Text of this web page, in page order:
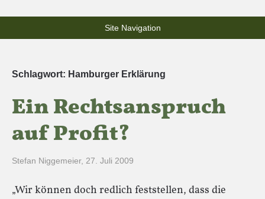
Site Navigation
Schlagwort: Hamburger Erklärung
Ein Rechtsanspruch
auf Profit?
Stefan Niggemeier, 27. Juli 2009
„Wir können doch redlich feststellen, dass die